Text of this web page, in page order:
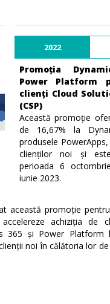
2022
Promoția
Power Platform
clienți Cloud
(CSP)
Această promoție
de 16,67% la
produsele
clienților noi și
perioada 6
iunie 2023.
această promoție
achiziția de
365 și Power Platform
noi în călătoria lor